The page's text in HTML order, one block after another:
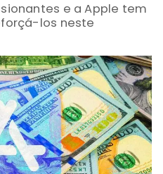
e a Apple tem
los neste